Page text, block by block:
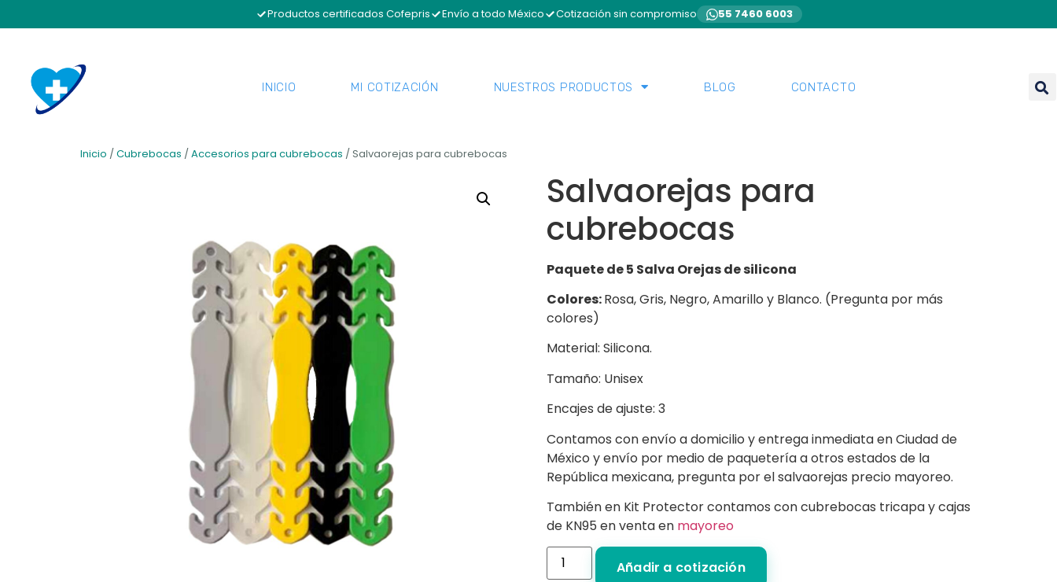
Productos certificados Cofepris Envío a todo México Cotización sin compromiso 55 7460 6003
INICIO MI COTIZACIÓN NUESTROS PRODUCTOS BLOG CONTACTO
Inicio /Cubrebocas /Accesorios para cubrebocas / Salvaorejas para cubrebocas
Salvaorejas para
cubrebocas
Paquete de 5 Salva Orejas de silicona
Colores:Rosa, Gris, Negro, Amarillo y Blanco. (Pregunta por más
colores)
Material: Silicona.
Tamaño: Unisex
Encajes de ajuste: 3
Contamos con envío a domicilio y entrega inmediata en Ciudad de
México y envío por medio de paquetería a otros estados de la
República mexicana, pregunta por el salvaorejas precio mayoreo.
También en Kit Protector contamos con cubrebocas tricapa y cajas
de KN95 en venta en mayoreo
Añadir a cotización